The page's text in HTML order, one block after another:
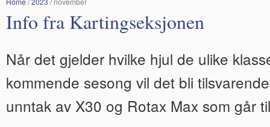
Info fra Kartingseksjonen
Når det gjelder hvilke hjul de ulike
kommende sesong vil det bli
unntak av X30 og Rotax Max som går